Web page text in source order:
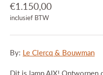
€1.150,00
inclusief BTW
By: Le Clercq & Bouwman
Dit is lamp AIX! Ontworpen